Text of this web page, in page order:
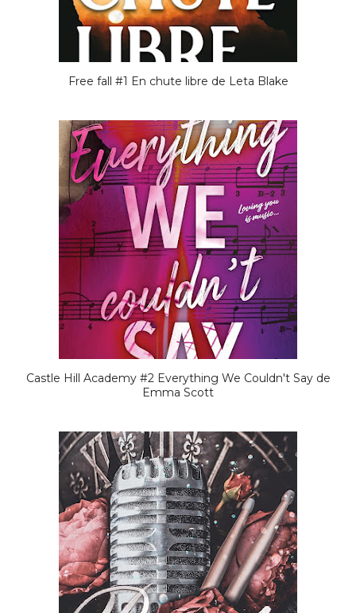
Free fall #1 En chute libre de Leta Blake
Castle Hill Academy #2 Everything We Couldn't Say de
Emma Scott